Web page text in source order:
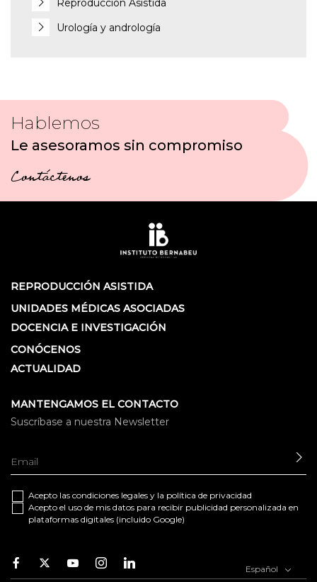
Reproducción Asistida
Urología y andrología
Hablemos
Le asesoramos sin compromiso
Contáctenos
REPRODUCCIÓN ASISTIDA
UNIDADES MÉDICAS ASOCIADAS
DOCENCIA E INVESTIGACIÓN
CONÓCENOS
ACTUALIDAD
MANTENGAMOS EL CONTACTO
Suscríbase a nuestra Newsletter
Acepto las condiciones legales y la política de privacidad
Acepto el uso de mis datos para recibir publicidad personalizada en
plataformas digitales (incluido Google)
Facebook
TwitterYoutubeInstagramYoutube Español